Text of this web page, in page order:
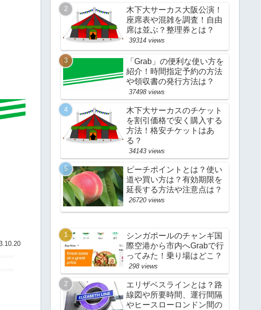
木下大サーカス大阪公演！
座席表や混雑を調査！自由
席は並ぶ？整理券とは？
39314 views
「Grab」の便利な使い方を
紹介！時間指定予約の方法
や領収書の発行方法は？
37498 views
木下大サーカスのチケット
を割引価格で安く購入する
方法！格安チケットはあ
る？
34143 views
ピーチポイントとは？使い
道や買い方は？有効期限を
延長する方法や注意点は？
26720 views
シンガポールのチャンギ国
際空港から市内へGrabで行
ってみた！乗り場はどこ？
298 views
エリザベスラインとは？路
線図や所要時間、運行間隔
やヒースローロンドン間の